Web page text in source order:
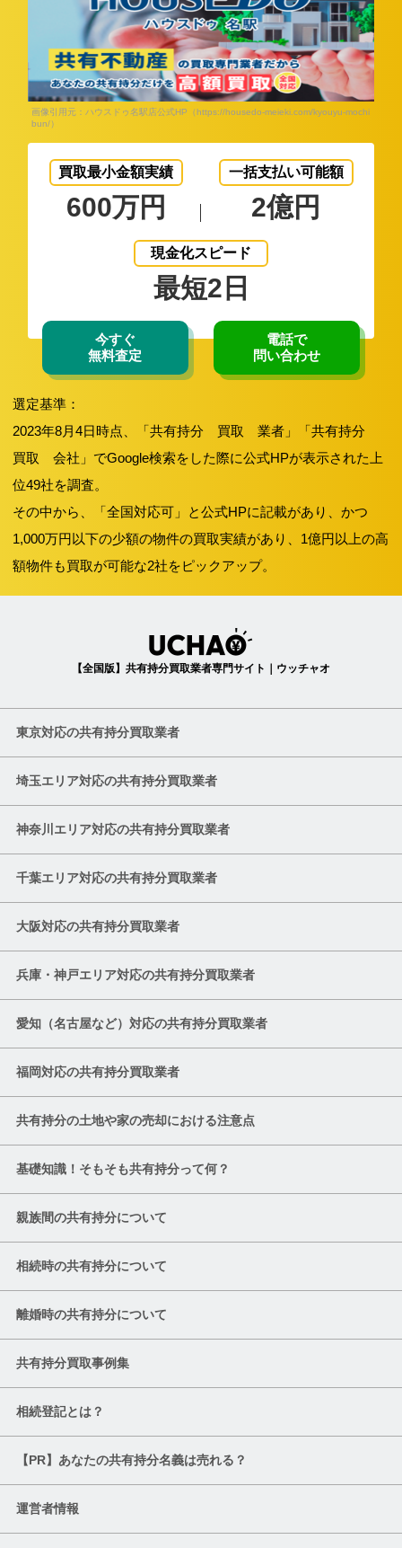
画像引用元：ハウスドゥ名駅店公式HP（https://housedo-meieki.com/kyouyu-mochi
bun/）
買取最小金額実績
600万円
一括支払い可能額
2億円
現金化スピード
最短2日
今すぐ
無料査定
電話で
問い合わせ
選定基準：
2023年8月4日時点、「共有持分 買取 業者」「共有持分
買取 会社」でGoogle検索をした際に公式HPが表示された上
位49社を調査。
その中から、「全国対応可」と公式HPに記載があり、かつ
1,000万円以下の少額の物件の買取実績があり、1億円以上の高
額物件も買取が可能な2社をピックアップ。
【全国版】共有持分買取業者専門サイト｜ウッチャオ
東京対応の共有持分買取業者
埼玉エリア対応の共有持分買取業者
神奈川エリア対応の共有持分買取業者
千葉エリア対応の共有持分買取業者
大阪対応の共有持分買取業者
兵庫・神戸エリア対応の共有持分買取業者
愛知（名古屋など）対応の共有持分買取業者
福岡対応の共有持分買取業者
共有持分の土地や家の売却における注意点
基礎知識！そもそも共有持分って何？
親族間の共有持分について
相続時の共有持分について
離婚時の共有持分について
共有持分買取事例集
相続登記とは？
【PR】あなたの共有持分名義は売れる？
運営者情報